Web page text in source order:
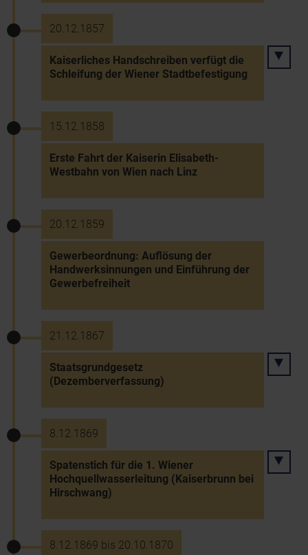
20.12.1857
Kaiserliches Handschreiben verfügt die
Schleifung der Wiener Stadtbefestigung
15.12.1858
Erste Fahrt der Kaiserin Elisabeth-
Westbahn von Wien nach Linz
20.12.1859
Gewerbeordnung: Auflösung der
Handwerksinnungen und Einführung der
Gewerbefreiheit
21.12.1867
Staatsgrundgesetz
(Dezemberverfassung)
8.12.1869
Spatenstich für die 1. Wiener
Hochquellwasserleitung (Kaiserbrunn bei
Hirschwang)
8.12.1869 bis 20.10.1870